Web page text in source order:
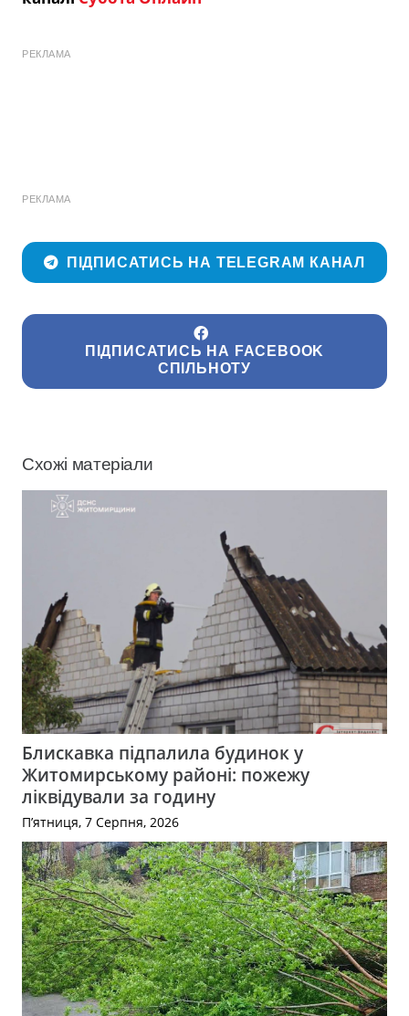
РЕКЛАМА
РЕКЛАМА
ПІДПИСАТИСЬ НА TELEGRAM КАНАЛ
ПІДПИСАТИСЬ НА FACEBOOK
СПІЛЬНОТУ
Схожі матеріали
Блискавка підпалила будинок у
Житомирському районі: пожежу
ліквідували за годину
П’ятниця, 7 Серпня, 2026